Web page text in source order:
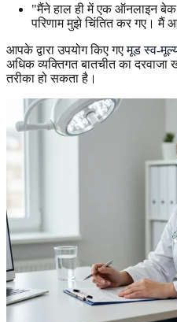
"मैंने हाल ही में एक ऑनलाइन बेक
परिणाम मुझे चिंतित कर गए। मैं
आपके द्वारा उपयोग किए गएमूड स्व-
अधिक व्यक्तिगत बातचीत का
तरीका हो सकता है।